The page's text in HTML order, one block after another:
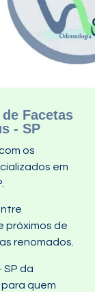
Facetas
- SP
os
em
próximos de
renomados.
SP da
quem